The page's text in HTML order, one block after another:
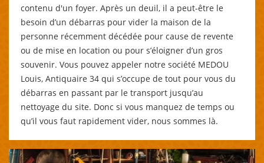
contenu d'un foyer. Après un deuil, il a peut-être le
besoin d’un débarras pour vider la maison de la
personne récemment décédée pour cause de revente
ou de mise en location ou pour s’éloigner d’un gros
souvenir. Vous pouvez appeler notre société MEDOU
Louis, Antiquaire 34 qui s’occupe de tout pour vous du
débarras en passant par le transport jusqu’au
nettoyage du site. Donc si vous manquez de temps ou
qu’il vous faut rapidement vider, nous sommes là.